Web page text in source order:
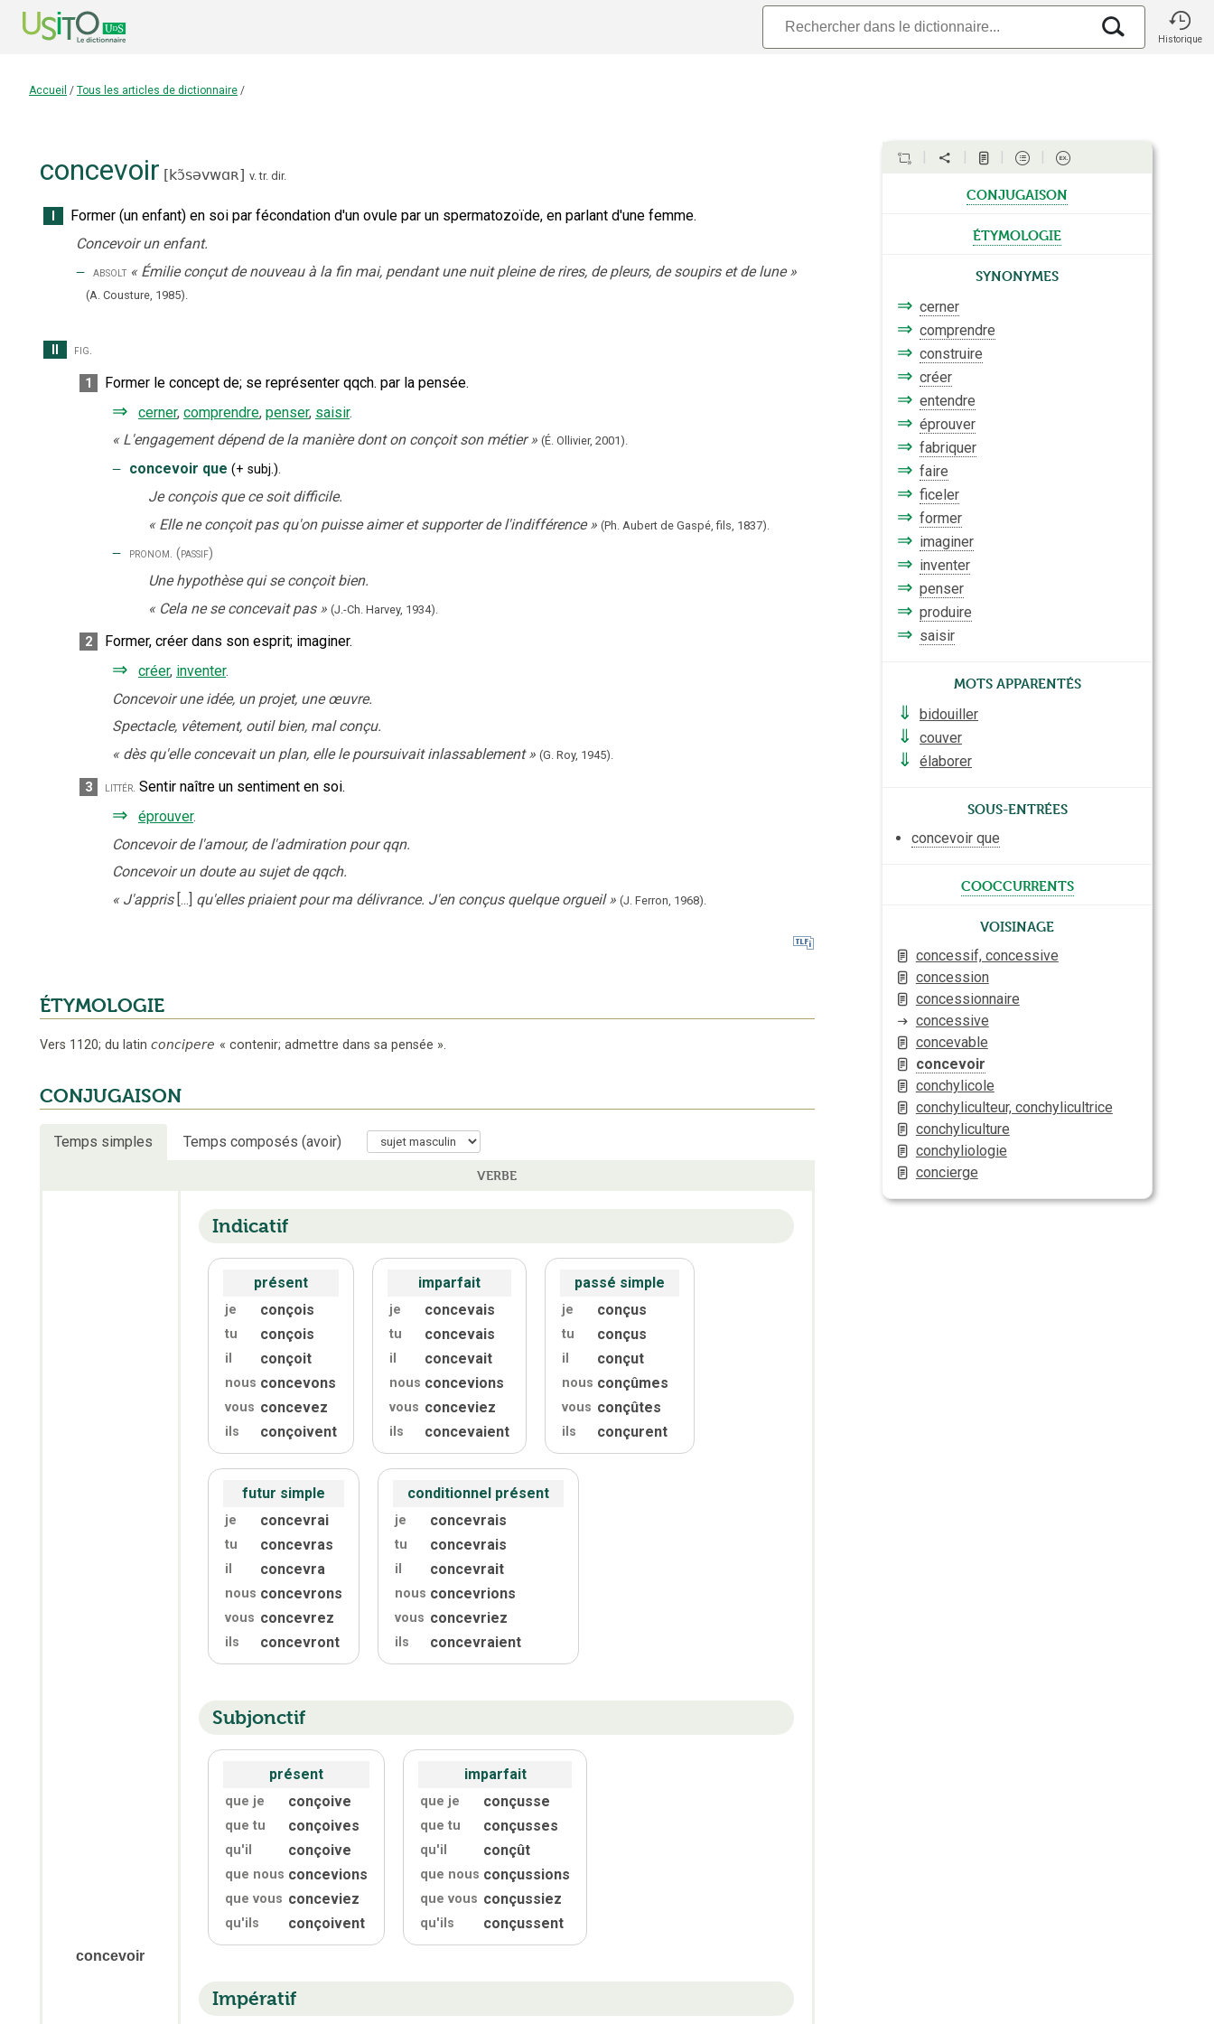
Historique
Accueil / Tous les articles de dictionnaire /
concevoir [kɔ̃səvwɑʀ] v. tr. dir.
Former (un enfant) en soi par fécondation d'un ovule par un spermatozoïde, en parlant d'une femme.
Concevoir un enfant.
‒ absolt « Émilie conçut de nouveau à la fin mai, pendant une nuit pleine de rires, de pleurs, de soupirs et de lune »
(A. Cousture, 1985).
fig.
1 Former le concept de; se représenter qqch. par la pensée.
⇒ cerner, comprendre, penser, saisir.
« L'engagement dépend de la manière dont on conçoit son métier » (É. Ollivier, 2001).
‒ concevoir que (+ subj.).
Je conçois que ce soit difficile.
« Elle ne conçoit pas qu'on puisse aimer et supporter de l'indifférence » (Ph. Aubert de Gaspé, fils, 1837).
‒ pronom. (passif)
Une hypothèse qui se conçoit bien.
« Cela ne se concevait pas » (J.-Ch. Harvey, 1934).
2 Former, créer dans son esprit; imaginer.
⇒ créer, inventer.
Concevoir une idée, un projet, une œuvre.
Spectacle, vêtement, outil bien, mal conçu.
« dès qu'elle concevait un plan, elle le poursuivait inlassablement » (G. Roy, 1945).
3 littér. Sentir naître un sentiment en soi.
⇒ éprouver.
Concevoir de l'amour, de l'admiration pour qqn.
Concevoir un doute au sujet de qqch.
« J'appris [...] qu'elles priaient pour ma délivrance. J'en conçus quelque orgueil » (J. Ferron, 1968).
ÉTYMOLOGIE
Vers 1120; du latin concipere « contenir; admettre dans sa pensée ».
CONJUGAISON
Temps simples Temps composés (avoir)
VERBE
concevoir
Indicatif
présent
je conçois
tu conçois
il conçoit
nous concevons
vous concevez
ils conçoivent
imparfait
je concevais
tu concevais
il concevait
nous concevions
vous conceviez
ils concevaient
passé simple
je conçus
tu conçus
il conçut
nous conçûmes
vous conçûtes
ils conçurent
futur simple
je concevrai
tu concevras
il concevra
nous concevrons
vous concevrez
ils concevront
conditionnel présent
je concevrais
tu concevrais
il concevrait
nous concevrions
vous concevriez
ils concevraient
Subjonctif
présent
que je conçoive
que tu conçoives
qu'il conçoive
que nous concevions
que vous conceviez
qu'ils conçoivent
imparfait
que je conçusse
que tu conçusses
qu'il conçût
que nous conçussions
que vous conçussiez
qu'ils conçussent
Impératif
conjugaison
étymologie
Synonymes
⇒ cerner
⇒ comprendre
⇒ construire
⇒ créer
⇒ entendre
⇒ éprouver
⇒ fabriquer
⇒ faire
⇒ ficeler
⇒ former
⇒ imaginer
⇒ inventer
⇒ penser
⇒ produire
⇒ saisir
Mots apparentés
⇓
bidouiller
⇓ couver
⇓ élaborer
Sous-entrées
concevoir que
cooccurrents
Voisinage
concessif, concessive
concession
concessionnaire
concessive
concevable
concevoir
conchylicole
conchyliculteur, conchylicultrice
conchyliculture
conchyliologie
concierge